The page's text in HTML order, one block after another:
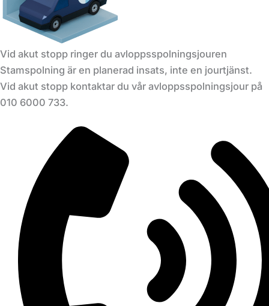
Vid akut stopp ringer du avloppsspolningsjouren
Stamspolning är en planerad insats, inte en jourtjänst.
Vid akut stopp kontaktar du vår avloppsspolningsjour på
010 6000 733.